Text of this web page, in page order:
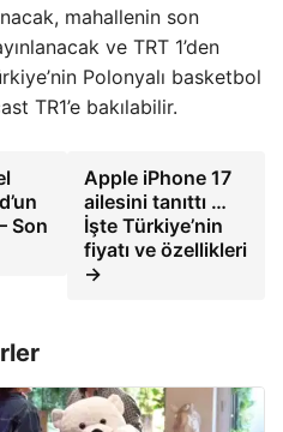
mahallenin son
ve TRT 1’den
Polonyalı basketbol
TR1’e bakılabilir.
Son
Apple iPhone 17
ailesini tanıttı …
İşte Türkiye’nin
fiyatı ve özellikleri
→